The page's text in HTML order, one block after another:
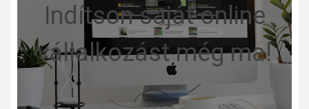
Indítson saját online
vállalkozást még ma!